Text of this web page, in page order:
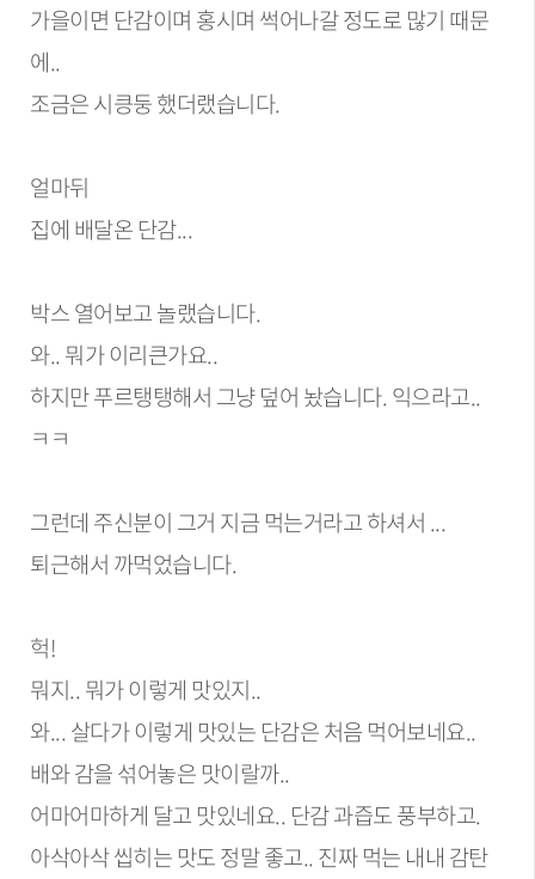
가을이면 단감이며 홍시며 썩어나갈 정도로 많기 때문
에..
조금은 시킁둥 했더랬습니다.
얼마뒤
집에 배달온 단감...
박스 열어보고 놀랬습니다.
와.. 뭐가 이리큰가요..
하지만 푸르탱탱해서 그냥 덮어 놨습니다. 익으라고..
ㅋㅋ
그런데 주신분이 그거 지금 먹는거라고 하셔서 ...
퇴근해서 까먹었습니다.
헉!
뭐지.. 뭐가 이렇게 맛있지..
와... 살다가 이렇게 맛있는 단감은 처음 먹어보네요..
배와 감을 섞어놓은 맛이랄까..
어마어마하게 달고 맛있네요.. 단감 과즙도 풍부하고.
아삭아삭 씹히는 맛도 정말 좋고.. 진짜 먹는 내내 감탄